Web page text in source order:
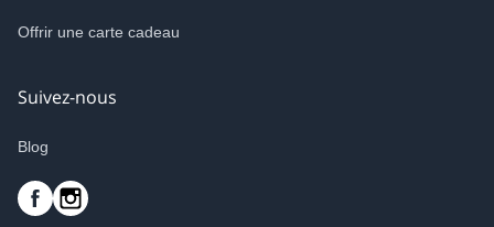
Offrir une carte cadeau
Suivez-nous
Blog